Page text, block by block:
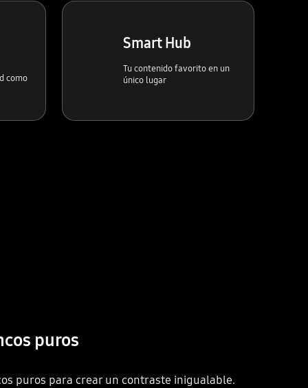
como
Smart Hub
Tu contenido favorito en un
único lugar
puros
puros para crear un contraste inigualable.